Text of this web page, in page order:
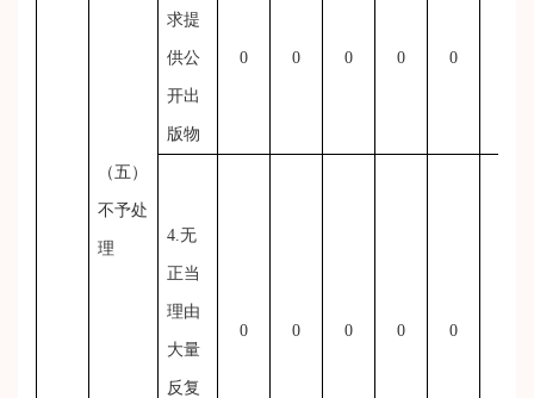
（五）
不予处
理
求提
供公
开出
版物
0 0 0 0 0
4.无
正当
理由
大量
反复
0 0 0 0 0